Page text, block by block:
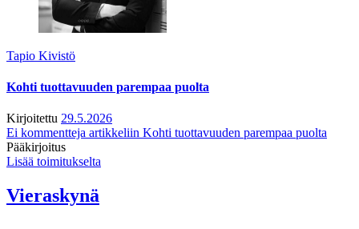
Tapio Kivistö
Kohti tuottavuuden parempaa puolta
Kirjoitettu 29.5.2026
Ei kommentteja artikkeliin Kohti tuottavuuden parempaa puolta
Pääkirjoitus
Lisää toimitukselta
Vieraskynä